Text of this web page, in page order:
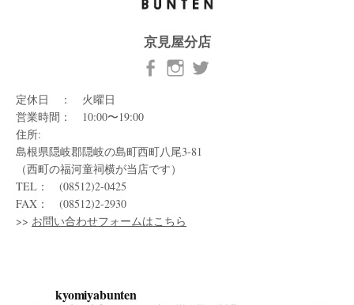
京見屋分店
定休日 ： 火曜日
営業時間： 10:00〜19:00
住所:
島根県隠岐郡隠岐の島町西町八尾3-81
（西町の福河童祠横が当店です）
TEL： (08512)2-0425
FAX： (08512)2-2930
>> お問い合わせフォームはこちら
kyomiyabunten